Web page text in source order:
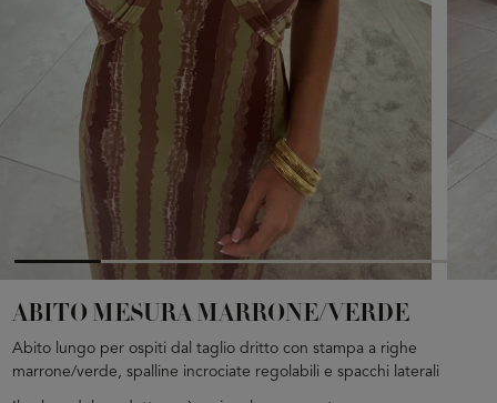
ABITO MESURA MARRONE/VERDE
Abito lungo per ospiti dal taglio dritto con stampa a righe
marrone/verde, spalline incrociate regolabili e spacchi laterali